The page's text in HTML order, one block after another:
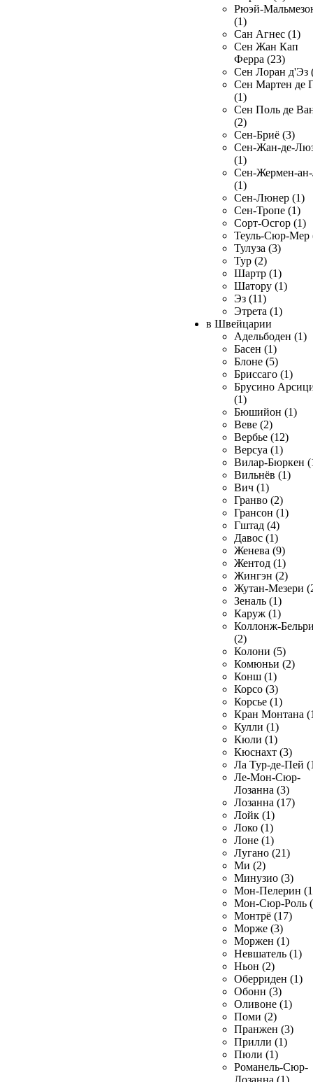
Рюэй-
(1)
Сан Агнес (1)
Сен Жан Кап
Ферра (23)
Сен Лоран д'Эз
Сен Мартен де
(1)
Сен Поль де
(2)
Сен-Бриё (3)
Сен-Жан-де-
(1)
Сен-Жермен-
(1)
Сен-Люнер (1)
Сен-Тропе (1)
Сорт-Осгор (1)
Теуль-Сюр-Мер
Тулуза (3)
Тур (2)
Шартр (1)
Шатору (1)
Эз (11)
Этрета (1)
в Швейцарии
Адельбоден (1)
Басен (1)
Блоне (5)
Бриссаго (1)
Брусино
(1)
Бюшийон (1)
Веве (2)
Вербье (12)
Версуа (1)
Вилар-Бюркен
Вильнёв (1)
Вич (1)
Гранво (2)
Грансон (1)
Гштад (4)
Давос (1)
Женева (9)
Жентод (1)
Жингэн (2)
Жутан-Мезери
Зеналь (1)
Каруж (1)
Коллонж-
(2)
Колони (5)
Комюньи (2)
Конш (1)
Корсо (3)
Корсье (1)
Кран Монтана
Кулли (1)
Кюли (1)
Кюснахт (3)
Ла Тур-де-Пей
Ле-Мон-Сюр-
Лозанна (3)
Лозанна (17)
Лойк (1)
Локо (1)
Лоне (1)
Лугано (21)
Ми (2)
Минузио (3)
Мон-Пелерин
Мон-Сюр-Роль
Монтрё (17)
Морже (3)
Моржен (1)
Невшатель (1)
Ньон (2)
Оберриден (1)
Обонн (3)
Оливоне (1)
Поми (2)
Пранжен (3)
Прилли (1)
Пюли (1)
Романель-Сюр-
Лозанна (1)